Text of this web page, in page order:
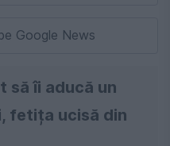
Google News
să îi aducă un
fetița ucisă din